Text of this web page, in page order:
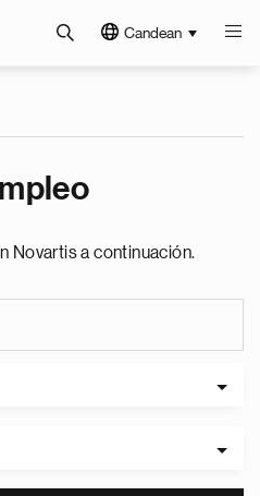
Candean
Novartis a continuación.